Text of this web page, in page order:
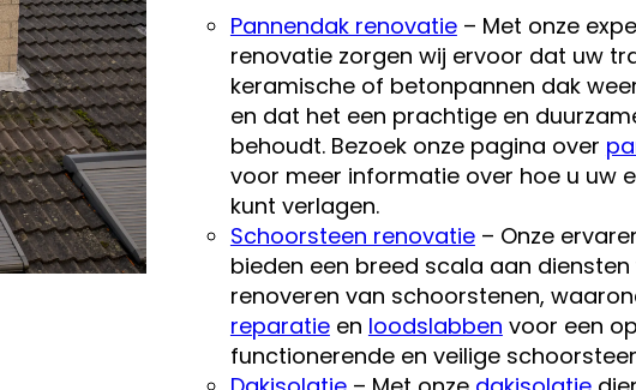
Pannendak renovatie– Met onze
renovatie zorgen wij ervoor dat uw
keramische of betonpannen dak
en dat het een prachtige en
behoudt. Bezoek onze pagina over
voor meer informatie over hoe u uw
kunt verlagen.
Schoorsteen renovatie– Onze
bieden een breed scala aan
renoveren van schoorstenen,
reparatieen loodslabben voor een
functionerende en veilige